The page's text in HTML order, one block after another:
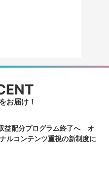
お届け！
益配分プログラム終了へ オ
ルコンテンツ重視の新制度に